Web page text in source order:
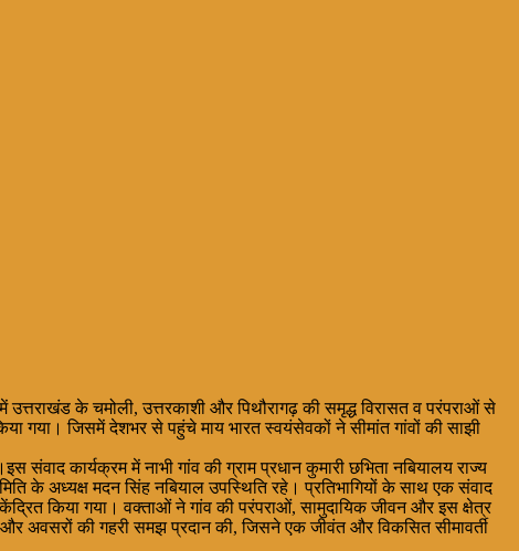
के चमोली, उत्तरकाशी और पिथौरागढ़ की समृद्ध विरासत व परंपराओं से
गया। जिसमें देशभर से पहुंचे माय भारत स्वयंसेवकों ने सीमांत गांवों की साझी
संवाद कार्यक्रम में नाभी गांव की ग्राम प्रधान कुमारी छभिता नबियालय राज्य
के अध्यक्ष मदन सिंह नबियाल उपस्थिति रहे। प्रतिभागियों के साथ एक संवाद
किया गया। वक्ताओं ने गांव की परंपराओं, सामुदायिक जीवन और इस क्षेत्र
अवसरों की गहरी समझ प्रदान की, जिसने एक जीवंत और विकसित सीमावर्ती